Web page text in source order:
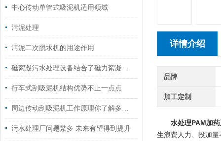
中心传动单管式吸泥机适用领域
污泥处理
污泥二次脱水机的用途作用
磁絮凝污水处理设备结合了磁力絮凝和传统污水处理工艺的优点
行车式刮吸泥机结构优势不止一点点
周边传动刮吸泥机工作原理你了解多少？
污水处理厂问题繁多 未来有望得到提升
详情介绍
品牌
加工定制
水处理PAM加
生浪费人力、投加